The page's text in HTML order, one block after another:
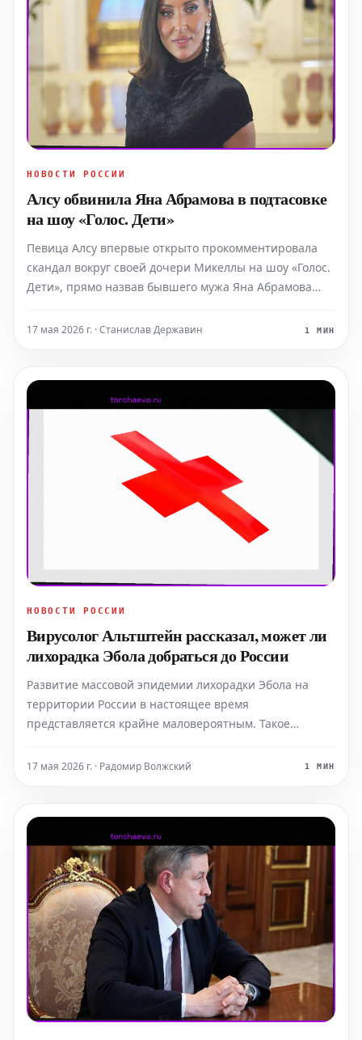
НОВОСТИ РОССИИ
Алсу обвинила Яна Абрамова в подтасовке
на шоу «Голос. Дети»
Певица Алсу впервые открыто прокомментировала
скандал вокруг своей дочери Микеллы на шоу «Голос.
Дети», прямо назвав бывшего мужа Яна Абрамова
Откровение прозвучало в эфире программы
17 мая 2026 г. · Станислав Державин 1 МИН
НОВОСТИ РОССИИ
Вирусолог Альтштейн рассказал, может ли
лихорадка Эбола добраться до России
Развитие массовой эпидемии лихорадки Эбола на
территории России в настоящее время
представляется крайне маловероятным. Такое
вирусолог и главный научный сотрудник НИЦ
17 мая 2026 г. · Радомир Волжский 1 МИН